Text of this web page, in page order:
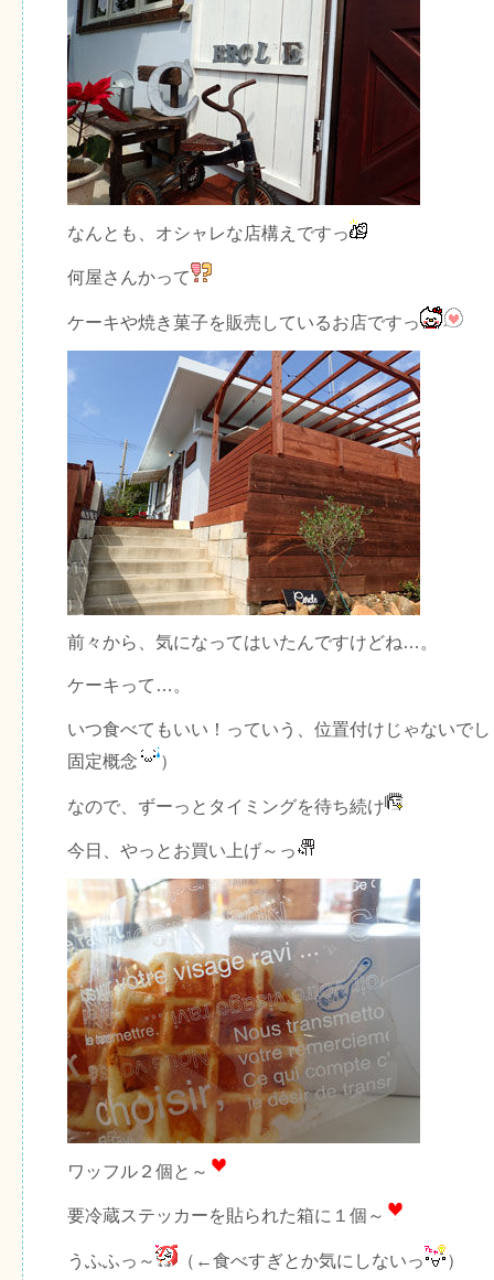
なんとも、オシャレな店構えですっ
何屋さんかって
ケーキや焼き菓子を販売しているお店ですっ
前々から、気になってはいたんですけどね…。
ケーキって…。
いつ食べてもいい！っていう、位置付けじゃないで
固定概念
）
なので、ずーっとタイミングを待ち続け
今日、やっとお買い上げ～っ
ワッフル２個と～
要冷蔵ステッカーを貼られた箱に１個～
うふふっ～ （←食べすぎとか気にしないっ ）